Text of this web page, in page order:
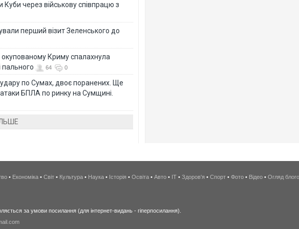
через військову співпрацю з
перший візит Зеленського до
окупованому Криму спалахнула
64 0
по Сумах, двоє поранених. Ще
БПЛА по ринку на Сумщині.
• Економіка • Світ • Культура • Наука • Історія • Освіта • Авто • IT • Здоров'я • Спорт • Фото • Відео • Огляд
за умови посилання (для інтернет-видань - гіперпосилання).